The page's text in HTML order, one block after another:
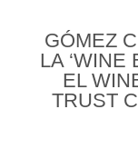
GÓMEZ
LA ‘WINE
EL
TRUST